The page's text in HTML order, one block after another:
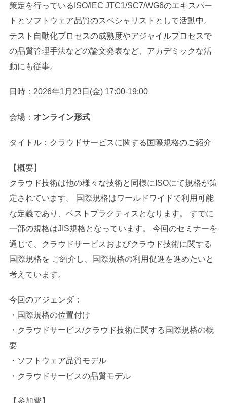
策定を行っているISO/IEC JTC1/SC7/WG6のエキスパー
トとソフトウェア品質のスペシャリストとして活動中。
テスト自動化プロセスの成熟度やアジャイルプロセスで
の品質管理手法などの論文発表など、アカデミックな活
動にも従事。
日時：2026年1月23日(金) 17:00-19:00
会場： オンライン形式
タイトル：クラウドサービスに関する国際規格のご紹介
【概要】
クラウド技術は他の様々な技術と同様にISOにて規格が策
定されています。 国際規格はワールドワイドで利用可能
な定義であり、ベストプラクティスとなります。 すでに
一部の規格はJIS規格となっています。 今回のセミナーを
通じて、クラウドサービスおよびクラウド技術に関する
国際規格を ご紹介し、国際規格の利用促進を進めたいと
考えています。
今回のアジェンダ：
・国際規格の位置付け
・クラウドサービス/クラウド技術に関する国際規格の概
要
・ソフトウェア品質モデル
・クラウドサービスの品質モデル
【参加費】